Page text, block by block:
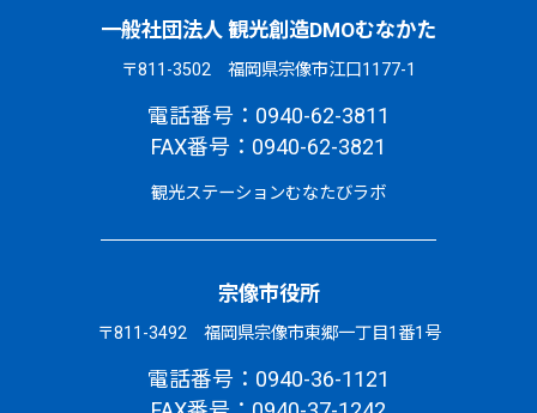
一般社団法人 観光創造DMOむなかた
〒811-3502 福岡県宗像市江口1177-1
電話番号：0940-62-3811
FAX番号：0940-62-3821
観光ステーションむなたびラボ
宗像市役所
〒811-3492 福岡県宗像市東郷一丁目1番1号
電話番号：0940-36-1121